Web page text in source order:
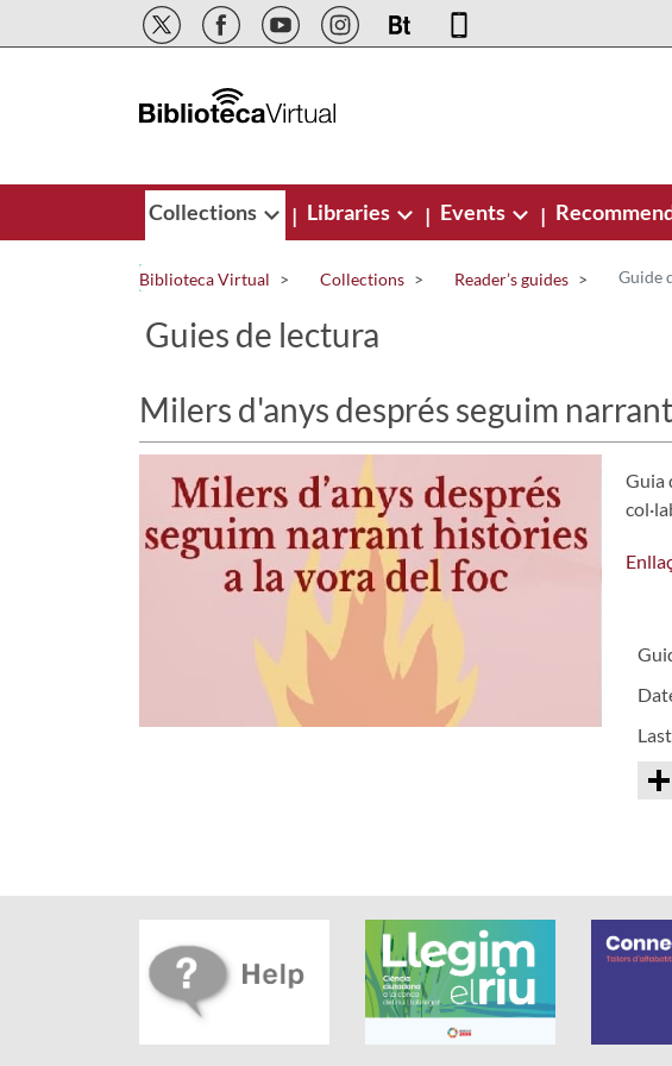
Skip to Main Content
Collections | Libraries | Events |
Biblioteca Virtual Collections Reader’s guides Guide
Guies de lectura
Milers d'anys després seguim
Guia